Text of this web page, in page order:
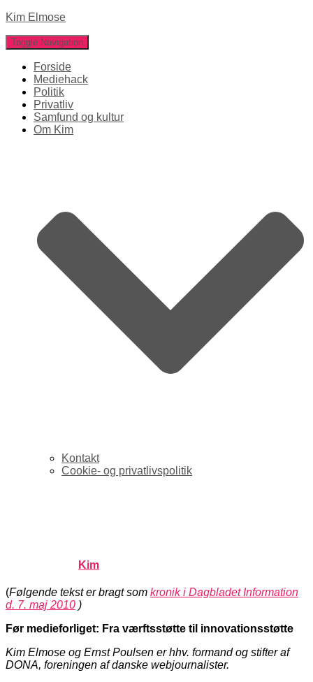
Kim Elmose
Toggle Navigation
Forside
Mediehack
Politik
Privatliv
Samfund og kultur
Om Kim
Kontakt
Cookie- og privatlivspolitik
Kim
(Følgende tekst er bragt som kronik i Dagbladet Information
d. 7. maj 2010 )
Før medieforliget: Fra værftsstøtte til innovationsstøtte
Kim Elmose og Ernst Poulsen er hhv. formand og stifter af
DONA, foreningen af danske webjournalister.